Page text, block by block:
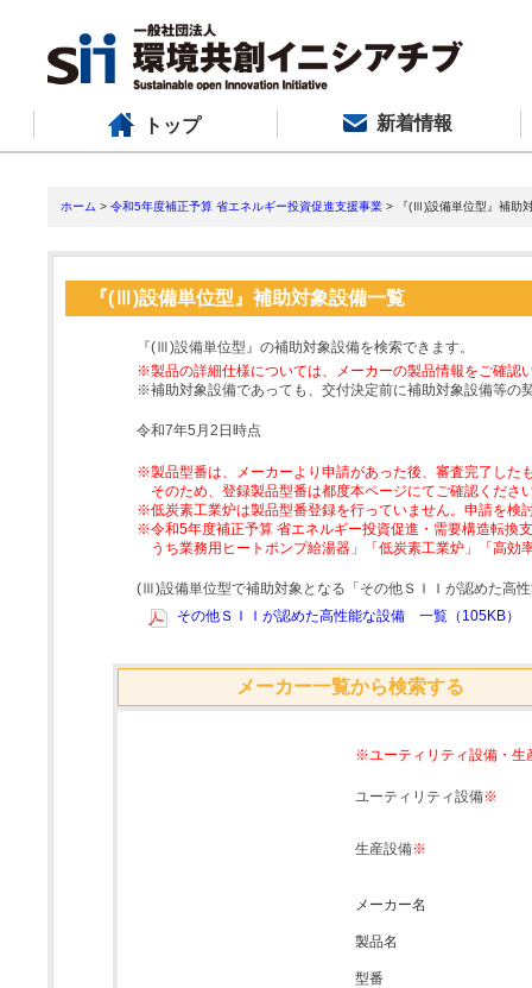
トップ 新着情報
ホーム > 令和5年度補正予算 省エネルギー投資促進支援事業 > 『(Ⅲ)設備単位型』補助
『(Ⅲ)設備単位型』補助対象設備一覧
『(Ⅲ)設備単位型』の補助対象設備を検索できます。
※製品の詳細仕様については、メーカーの製品情報をご確認
※補助対象設備であっても、交付決定前に補助対象設備等の
令和7年5月2日時点
※製品型番は、メーカーより申請があった後、審査完了した
そのため、登録製品型番は都度本ページにてご確認くださ
※低炭素工業炉は製品型番登録を行っていません。申請を検
※令和5年度補正予算 省エネルギー投資促進・需要構造転換
うち業務用ヒートポンプ給湯器」「低炭素工業炉」「高
(Ⅲ)設備単位型で補助対象となる「その他ＳＩＩが認めた高
その他ＳＩＩが認めた高性能な設備 一覧（105KB）
メーカー一覧から検索する
※ユーティリティ設備・生
ユーティリティ設備※
生産設備※
メーカー名
製品名
型番